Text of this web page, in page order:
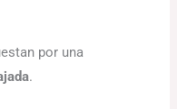
por una
.